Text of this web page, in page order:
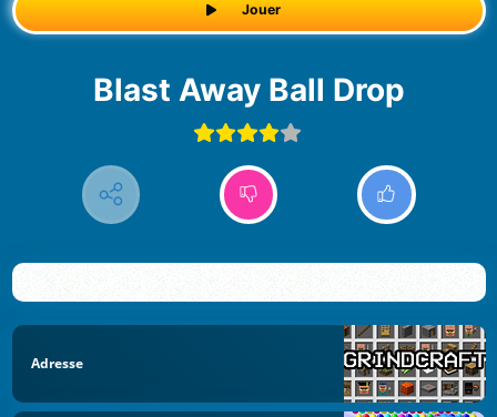
Jouer
Blast Away Ball Drop
Adresse